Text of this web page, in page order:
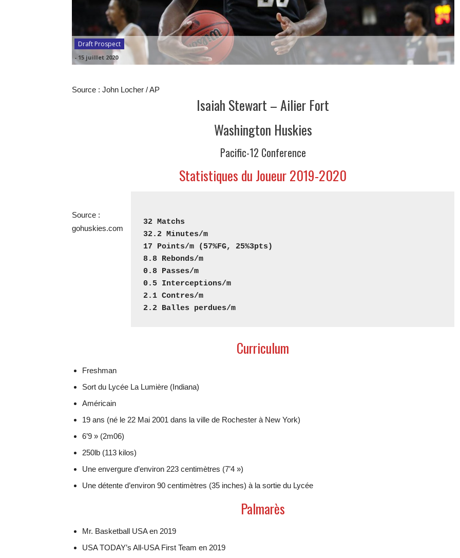
Draft Prospect
- 15 juillet 2020
Source : John Locher / AP
Isaiah Stewart – Ailier Fort
Washington Huskies
Pacific-12 Conference
Statistiques du Joueur 2019-2020
Source :
gohuskies.com
32 Matchs
32.2 Minutes/m
17 Points/m (57%FG, 25%3pts)
8.8 Rebonds/m
0.8 Passes/m
0.5 Interceptions/m
2.1 Contres/m
2.2 Balles perdues/m
Curriculum
Freshman
Sort du Lycée La Lumière (Indiana)
Américain
19 ans (né le 22 Mai 2001 dans la ville de Rochester à New York)
6’9 » (2m06)
250lb (113 kilos)
Une envergure d’environ 223 centimètres (7’4 »)
Une détente d’environ 90 centimètres (35 inches) à la sortie du Lycée
Palmarès
Mr. Basketball USA en 2019
USA TODAY’s All-USA First Team en 2019